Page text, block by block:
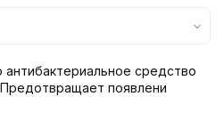
средство
появлени